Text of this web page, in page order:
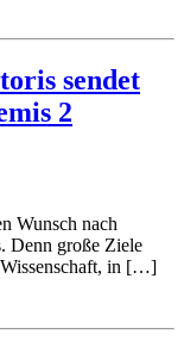
sendet
2
Wunsch nach
Denn große Ziele
Wissenschaft, in […]